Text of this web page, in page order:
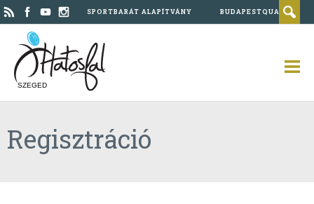
SPORTBARÁT ALAPÍTVÁNY BUDAPESTQUAD
SZEGED
Regisztráció